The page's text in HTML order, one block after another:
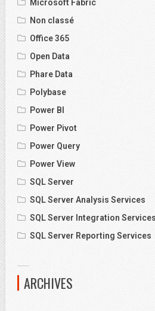
Microsoft Fabric
Non classé
Office 365
Open Data
Phare Data
Polybase
Power BI
Power Pivot
Power Query
Power View
SQL Server
SQL Server Analysis Services
SQL Server Integration Services
SQL Server Reporting Services
ARCHIVES